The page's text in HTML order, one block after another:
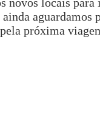
próxima